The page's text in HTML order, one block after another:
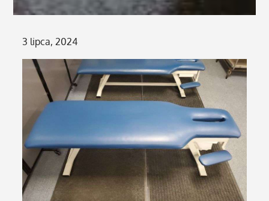
Posted
on
3 lipca, 2024